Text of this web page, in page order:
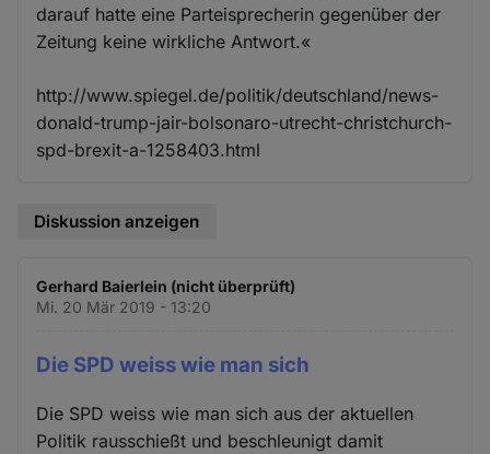
darauf hatte eine Parteisprecherin gegenüber der
Zeitung keine wirkliche Antwort.«
http://www.spiegel.de/politik/deutschland/news-
donald-trump-jair-bolsonaro-utrecht-christchurch-
spd-brexit-a-1258403.html
Diskussion anzeigen
Gerhard Baierlein (nicht überprüft)
Mi. 20 Mär 2019 - 13:20
Die SPD weiss wie man sich
Die SPD weiss wie man sich aus der aktuellen
Politik rausschießt und beschleunigt damit